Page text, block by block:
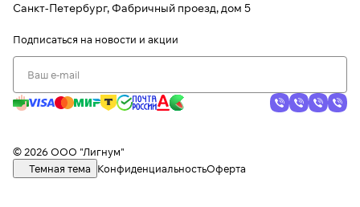
Санкт-Петербург, Фабричный проезд, дом 5
Подписаться на новости и акции
© 2026 ООО "Лигнум"
Темная тема
КонфиденциальностьОферта